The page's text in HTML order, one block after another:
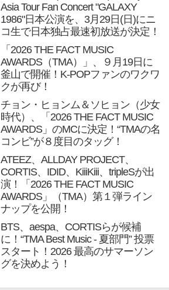
Asia Tour Fan Concert "GALAXY
1986"日本公演を、3月29日(日)にニ
コ生で日本独占最速初放送が決定！
「2026 THE FACT MUSIC
AWARDS（TMA）」、９月19日に
釜山で開催！K-POPファンのワクワ
クが再び！
チョン・ヒョンム＆ソヒョン（少女
時代）、「2026 THE FACT MUSIC
AWARDS」のMCに決定！“TMAの名
コンビ”が８度目のタッグ！
ATEEZ、ALLDAY PROJECT、
CORTIS、IDID、KiiiKiii、tripleSが出
演！「2026 THE FACT MUSIC
AWARDS」（TMA）第１弾ライン
ナップを公開！
BTS、aespa、CORTISらが候補
に！“TMA Best Music - 夏部門” 投票
スタート！2026 最高のサマーソン
グを決めよう！